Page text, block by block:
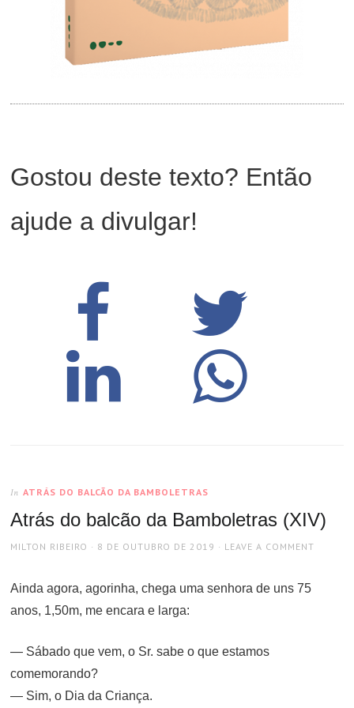
Gostou deste texto? Então
ajude a divulgar!
In ATRÁS DO BALCÃO DA BAMBOLETRAS
Atrás do balcão da Bamboletras (XIV)
AUTHOR
MILTON RIBEIRO
POSTED
8 DE OUTUBRO DE 2019 LEAVE A COMMENT
Ainda agora, agorinha, chega uma senhora de uns 75
anos, 1,50m, me encara e larga:
— Sábado que vem, o Sr. sabe o que estamos
comemorando?
— Sim, o Dia da Criança.